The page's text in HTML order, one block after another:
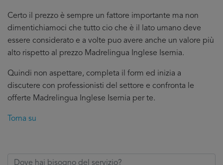
Certo il prezzo è sempre un fattore importante ma non
dimentichiamoci che tutto cio che è il lato umano deve
essere considerato e a volte puo avere anche un valore più
alto rispetto al prezzo Madrelingua Inglese Isernia.
Quindi non aspettare, completa il form ed inizia a
discutere con professionisti del settore e confronta le
offerte Madrelingua Inglese Isernia per te.
Torna su